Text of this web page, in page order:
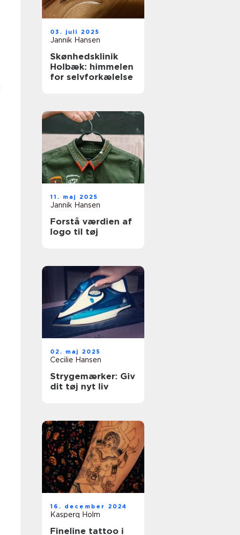
03. juli 2025
Jannik Hansen
Skønhedsklinik
Holbæk: himmelen
for selvforkælelse
11. maj 2025
Jannik Hansen
Forstå værdien af
logo til tøj
02. maj 2025
Cecilie Hansen
Strygemærker: Giv
dit tøj nyt liv
16. december 2024
Kasperq Holm
Fineline tattoo i